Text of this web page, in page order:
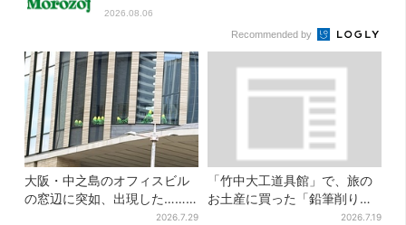
2026.08.06
Recommended by
大阪・中之島のオフィスビル
の窓辺に突如、出現した……
巨大インコ「何かいる」「朝
2026.7.29
「竹中大工道具館」で、旅の
お土産に買った「鉛筆削り」
が「ヤバイぐらいの切れ味」
2026.7.19